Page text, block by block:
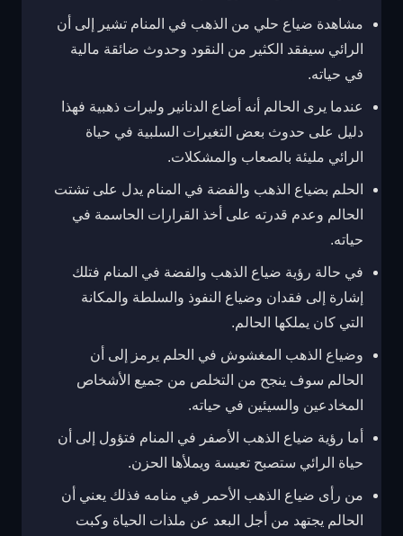
مشاهدة ضياع حلي من الذهب في المنام تشير إلى أن
الرائي سيفقد الكثير من النقود وحدوث ضائقة مالية
في حياته.
عندما يرى الحالم أنه أضاع الدنانير وليرات ذهبية فهذا
دليل على حدوث بعض التغيرات السلبية في حياة
الرائي مليئة بالصعاب والمشكلات.
الحلم بضياع الذهب والفضة في المنام يدل على تشتت
الحالم وعدم قدرته على أخذ القرارات الحاسمة في
حياته.
في حالة رؤية ضياع الذهب والفضة في المنام فتلك
إشارة إلى فقدان وضياع النفوذ والسلطة والمكانة
التي كان يملكها الحالم.
وضياع الذهب المغشوش في الحلم يرمز إلى أن
الحالم سوف ينجح من التخلص من جميع الأشخاص
المخادعين والسيئين في حياته.
أما رؤية ضياع الذهب الأصفر في المنام فتؤول إلى أن
حياة الرائي ستصبح تعيسة ويملأها الحزن.
من رأى ضياع الذهب الأحمر في منامه فذلك يعني أن
الحالم يجتهد من أجل البعد عن ملذات الحياة وكبت